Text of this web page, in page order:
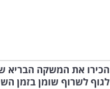
הכירו את המשקה הבריא
לגוף לשרוף שומן בזמן